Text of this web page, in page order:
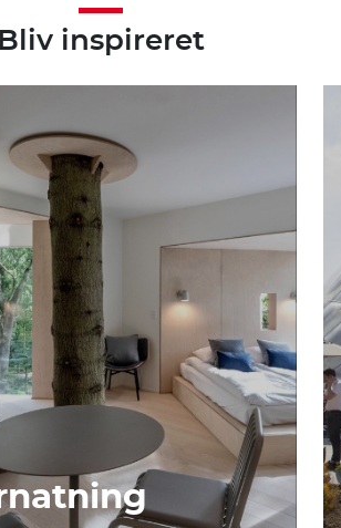
Bliv inspireret